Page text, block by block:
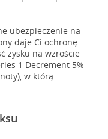
ubezpieczenie na
daje Ci ochronę
zysku na wzroście
1 Decrement 5%
w którą